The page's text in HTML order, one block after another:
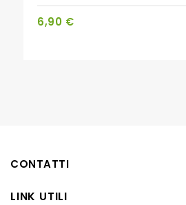
6,90 €
CONTATTI
LINK UTILI